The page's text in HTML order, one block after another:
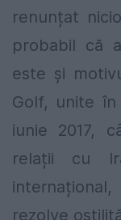
renunțat
probabil că
este şi
Golf, unite
iunie 2017,
relații cu
rezolve